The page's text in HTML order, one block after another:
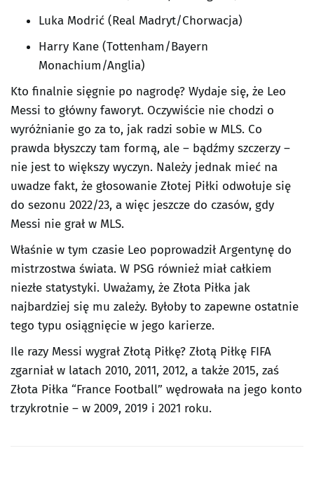
Luka Modrić (Real Madryt/Chorwacja)
Harry Kane (Tottenham/Bayern
Monachium/Anglia)
Kto finalnie sięgnie po nagrodę? Wydaje się, że Leo
Messi to główny faworyt. Oczywiście nie chodzi o
wyróżnianie go za to, jak radzi sobie w MLS. Co
prawda błyszczy tam formą, ale – bądźmy szczerzy –
nie jest to większy wyczyn. Należy jednak mieć na
uwadze fakt, że głosowanie Złotej Piłki odwołuje się
do sezonu 2022/23, a więc jeszcze do czasów, gdy
Messi nie grał w MLS.
Właśnie w tym czasie Leo poprowadził Argentynę do
mistrzostwa świata. W PSG również miał całkiem
niezłe statystyki. Uważamy, że Złota Piłka jak
najbardziej się mu zależy. Byłoby to zapewne ostatnie
tego typu osiągnięcie w jego karierze.
Ile razy Messi wygrał Złotą Piłkę? Złotą Piłkę FIFA
zgarniał w latach 2010, 2011, 2012, a także 2015, zaś
Złota Piłka “France Football” wędrowała na jego konto
trzykrotnie – w 2009, 2019 i 2021 roku.